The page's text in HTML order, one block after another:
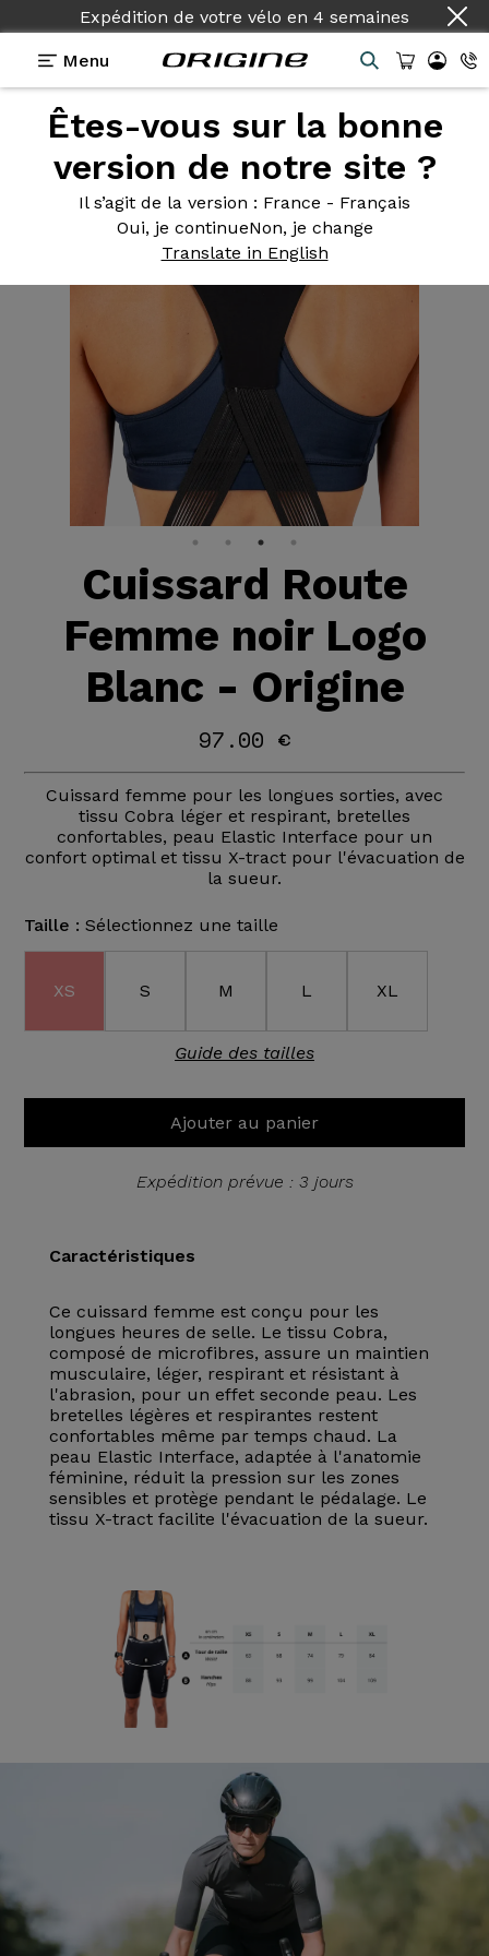
Expédition de votre vélo en 4 semaines
Menu
Êtes-vous sur la bonne
version de notre site ?
Il s’agit de la version : France - Français
Oui, je continueNon, je change
Translate in English
Equipements>Textile>Cuissard Route Femme
Cuissard Route
Femme noir Logo
Blanc - Origine
97.00 €
Cuissard femme pour les longues sorties, avec
tissu Cobra léger et respirant, bretelles
confortables, peau Elastic Interface pour un
confort optimal et tissu X-tract pour l'évacuation de
la sueur.
Taille : Sélectionnez une taille
XS S M L XL
Guide des tailles
Ajouter au panier
Expédition prévue : 3 jours
Caractéristiques
Ce cuissard femme est conçu pour les
longues heures de selle. Le tissu Cobra,
composé de microfibres, assure un maintien
musculaire, léger, respirant et résistant à
l'abrasion, pour un effet seconde peau. Les
bretelles légères et respirantes restent
confortables même par temps chaud. La
peau Elastic Interface, adaptée à l'anatomie
féminine, réduit la pression sur les zones
sensibles et protège pendant le pédalage. Le
tissu X-tract facilite l'évacuation de la sueur.